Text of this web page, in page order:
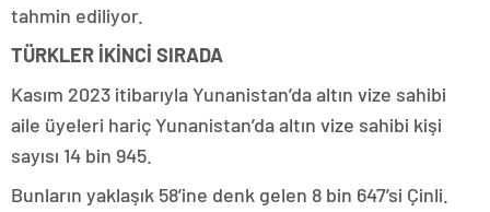
tahmin ediliyor.
TÜRKLER İKİNCİ SIRADA
Kasım 2023 itibarıyla Yunanistan’da altın vize sahibi
aile üyeleri hariç Yunanistan’da altın vize sahibi kişi
sayısı 14 bin 945.
Bunların yaklaşık 58’ine denk gelen 8 bin 647’si Çinli.